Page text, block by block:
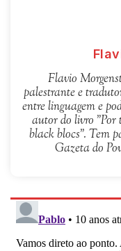
Flavio
palestrante e
entre linguagem e
autor do livro "Por
black blocs". Tem
Gazeta do